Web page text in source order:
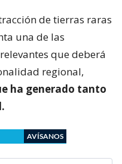
de tierras raras
una de las
que deberá
regional,
ha generado tanto
AVÍSANOS